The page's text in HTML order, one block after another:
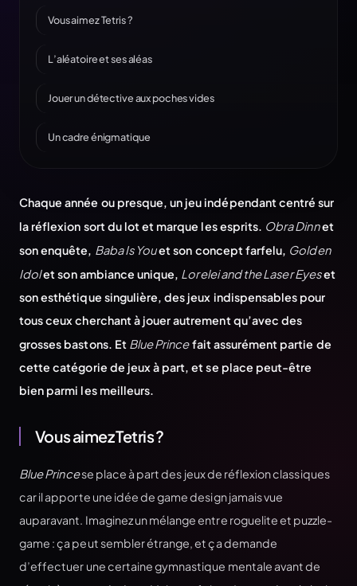
Vous aimez Tetris ?
L’aléatoire et ses aléas
Jouer un détective aux poches vides
Un cadre énigmatique
Chaque année ou presque, un jeu indépendant centré sur
la réflexion sort du lot et marque les esprits. Obra Dinnet
son enquête, Baba Is Youet son concept farfelu, Golden
Idolet son ambiance unique, Lorelei and the Laser Eyeset
son esthétique singulière, des jeux indispensables pour
tous ceux cherchant à jouer autrement qu’avec des
grosses bastons. Et Blue Princefait assurément partie de
cette catégorie de jeux à part, et se place peut-être
bien parmi les meilleurs.
Vous aimez Tetris ?
Blue Princese place à part des jeux de réflexion classiques
car il apporte une idée de game design jamais vue
auparavant. Imaginez un mélange entre roguelite et puzzle-
game : ça peut sembler étrange, et ça demande
d’effectuer une certaine gymnastique mentale avant de